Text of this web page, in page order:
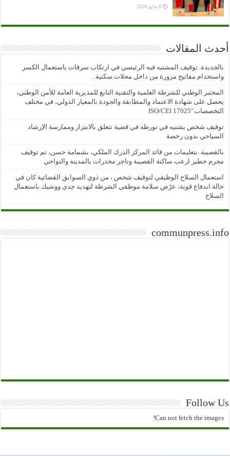
6 مايو 2026
أحدث المقالات
بالجديدة..توقيف المشتبه فيه الرئيسي في ارتكاب سرقات باستعمال الكسر
واستخدام مفاتيح مزورة من داخل محلات سكنية..
المختبر الوطني للشرطة العلمية والتقنية التابع للمديرية العامة للأمن الوطني،
يحصل على شهادة الاعتماد والمطابقة والجودة بالمعيار الدولي، في مختلف
التخصصات”ISO/CEI 17025
توقيف شخص يشتبه في تورطه في قضية تتعلق بالابتزاز وممارسة الإرشاد
السياحي بدون رخصة
بالقصيبة..بتعليمات من قائد المركز الدرك الملكي، بشمامة حسن، تم توقيف
مجرم خطير ارعب ساكنة القصيبة وتاجر مخدرات بالمدينة والنواحي
استعمال السلاح الوظيفي لتوقيف شخص ، من ذوي السوابق القضائية كان في
حالة اندفاع قوية، عرّض سلامة موظفي الشرطة لتهديد جدي ووشيك باستعمال
السلاح
communpress.info
Follow Us
Can not fetch the images!